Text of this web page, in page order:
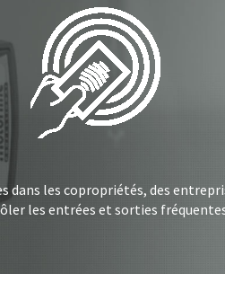
dans les copropriétés, des
les entrées et sorties